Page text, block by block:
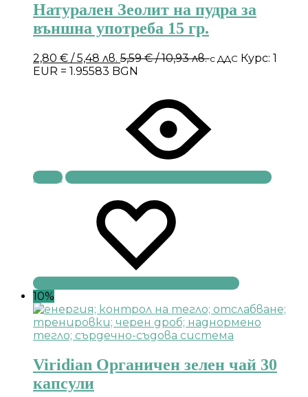
Натурален Зеолит на пудра за
външна употреба 15 гр.
2,80 € / 5,48 лв. 5,59€/ 10,93 лв.с ДДС Курс: 1
EUR = 1.95583 BGN
Купи
10%
Viridian Органичен зелен чай 30
капсули